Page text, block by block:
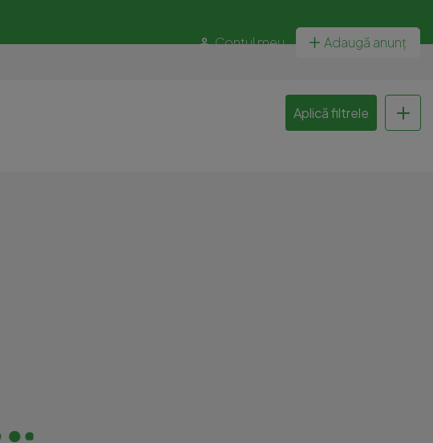
Contul meu Adaugă anunț
Aplică filtrele